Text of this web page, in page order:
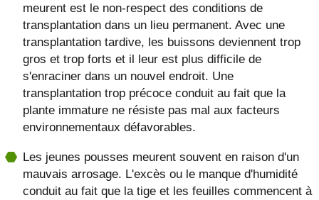
meurent est le non-respect des conditions de
transplantation dans un lieu permanent. Avec une
transplantation tardive, les buissons deviennent trop
gros et trop forts et il leur est plus difficile de
s'enraciner dans un nouvel endroit. Une
transplantation trop précoce conduit au fait que la
plante immature ne résiste pas mal aux facteurs
environnementaux défavorables.
Les jeunes pousses meurent souvent en raison d'un
mauvais arrosage. L'excès ou le manque d'humidité
conduit au fait que la tige et les feuilles commencent à